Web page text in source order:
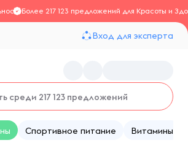
Более 217 123 предложений для Красоты и
Вход для эксперта
Спортивное питание Витамины